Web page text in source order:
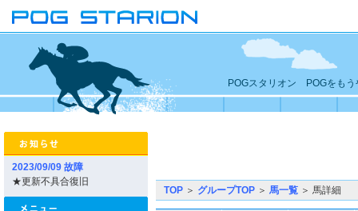
POGスタリオン POGをもう
2023/09/09 故障
★更新不具合復旧
TOP ＞ グループTOP ＞ 馬一覧 ＞ 馬詳細